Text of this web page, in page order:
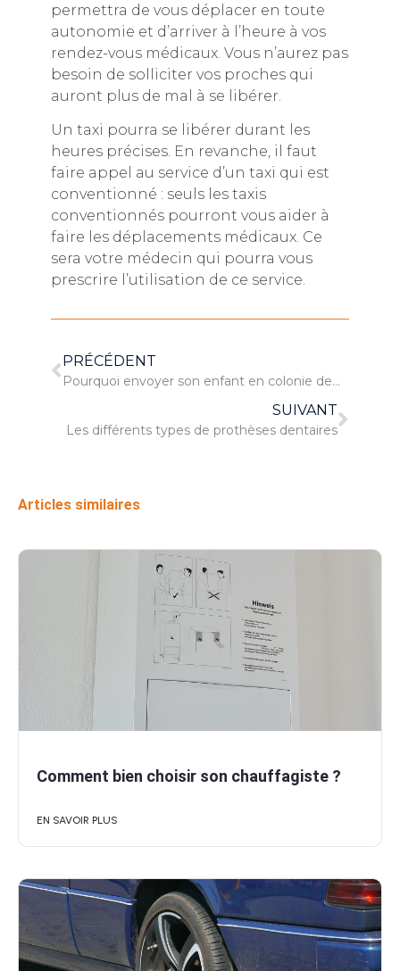
permettra de vous déplacer en toute
autonomie et d’arriver à l’heure à vos
rendez-vous médicaux. Vous n’aurez pas
besoin de solliciter vos proches qui
auront plus de mal à se libérer.
Un taxi pourra se libérer durant les
heures précises. En revanche, il faut
faire appel au service d’un taxi qui est
conventionné : seuls les taxis
conventionnés pourront vous aider à
faire les déplacements médicaux. Ce
sera votre médecin qui pourra vous
prescrire l’utilisation de ce service.
PRÉCÉDENT
Pourquoi envoyer son enfant en colonie de vacances ?
SUIVANT
Les différents types de prothèses dentaires
Articles similaires
Comment bien choisir son chauffagiste ?
EN SAVOIR PLUS